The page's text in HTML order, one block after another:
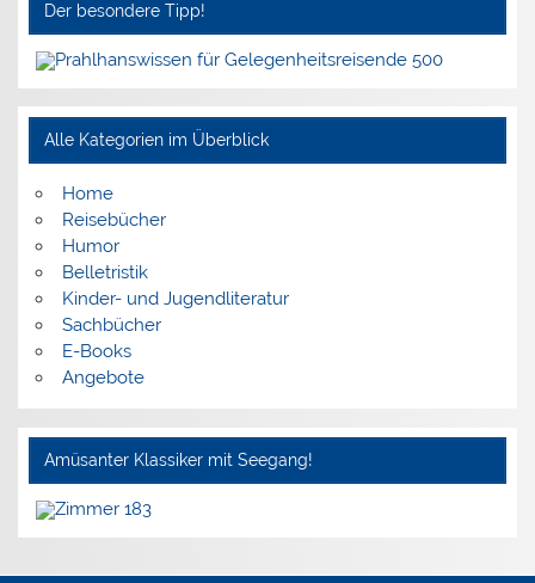
Der besondere Tipp!
Alle Kategorien im Überblick
Home
Reisebücher
Humor
Belletristik
Kinder- und Jugendliteratur
Sachbücher
E-Books
Angebote
Amüsanter Klassiker mit Seegang!